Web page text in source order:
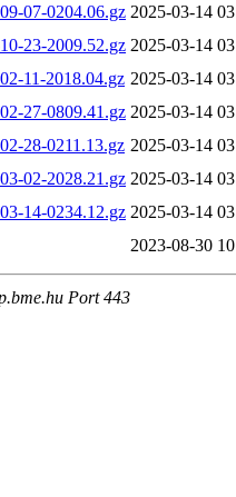
07-0204.06.gz 2025-03-14
23-2009.52.gz 2025-03-14
11-2018.04.gz 2025-03-14
27-0809.41.gz 2025-03-14
28-0211.13.gz 2025-03-14
02-2028.21.gz 2025-03-14
14-0234.12.gz 2025-03-14
2023-08-30
Port 443